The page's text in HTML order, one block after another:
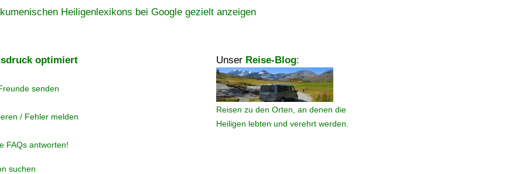
Heiligenlexikons bei Google gezielt anzeigen
optimiert Unser Reise-Blog:
Reisen zu den Orten, an denen die
Heiligen lebten und verehrt werden.
senden
/ Fehler melden
FAQs antworten!
suchen